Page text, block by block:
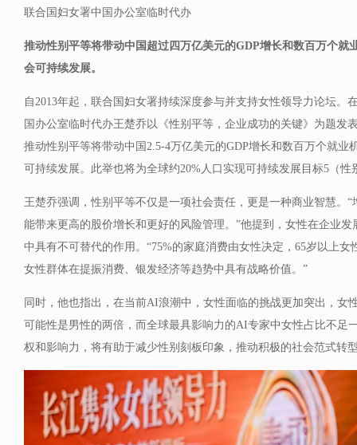
联合国妇女署中国办公室临时代办
推动性别平等将带动中国超过四万亿美元的GDP增长和数百万个就
会可持续发展。
自2013年起，联合国妇女署持续深度参与并支持女性领导力论坛。
国办公室临时代办王楚乔以《性别平等，企业成功的关键》为题发
推动性别平等将带动中国2.5-4万亿美元的GDP增长和数百万个就业
可持续发展。此举也将为全球约20%人口实现可持续发展目标5（性
王楚乔强调，性别平等不仅是一项社会责任，更是一种商业智慧。
能带来更高的股价增长和更好的风险管理。”他提到，女性在企业
中具有不可替代的作用。“75%的家庭消费由女性决定，65岁以上女
女性群体在提振消费、银发经济等趋势中具有战略价值。”
同时，他也指出，在当前AI浪潮中，女性面临的挑战更加突出，女
可能性是男性的两倍，而全球最具影响力的AI专家中女性占比不足
权和影响力，将有助于减少性别刻板印象，推动积极的社会范式转